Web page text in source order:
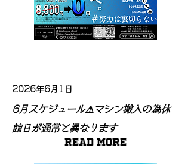
2026年6月1日
6月スケジュール⚠️マシン搬入の為休
館日が通常と異なります
Read More